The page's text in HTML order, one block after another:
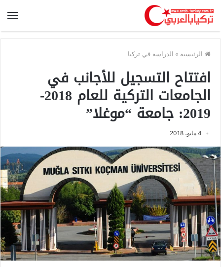
الرئيسية » الدراسة في تركيا
افتتاح التسجيل للأجانب في
الجامعات التركية للعام 2018-
2019: جامعة “موغلا”
4 مايو، 2018